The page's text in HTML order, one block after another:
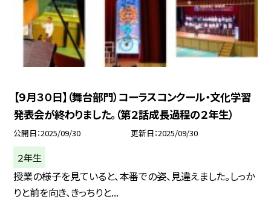
【９月３０日】（舞台部門）コーラスコンクール・文化学習
発表会が終わりました。（第２話成長過程の２年生）
公開日 2025/09/30 更新日 2025/09/30
２年生
授業の様子を見ていると、本番での姿、見違えました。しっか
りと前を向き、きっちりと...